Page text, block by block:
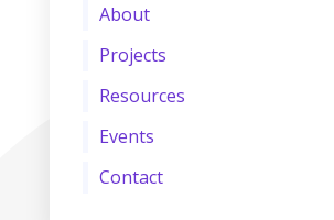
About
Projects
Resources
Events
Contact